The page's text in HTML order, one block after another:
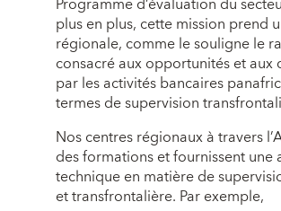
plus en plus, cette mission prend
régionale, comme le souligne le
consacré aux opportunités et aux
par les activités bancaires
termes de supervision
Nos centres régionaux à travers
des formations et fournissent une
technique en matière de
et transfrontalière. Par exemple,